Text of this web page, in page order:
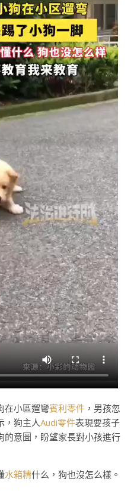
在小區遛彎賓利零件 ，男孩忽
，狗主人Audi零件表現要孩子
的意圖，盼望家長對小孩進行
水箱精什么，狗也沒怎么樣。